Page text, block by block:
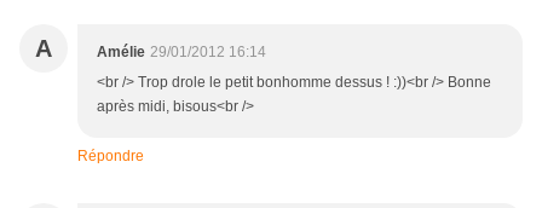
A Amélie 29/01/2012 16:14
<br /> Trop drole le petit bonhomme dessus ! :))<br /> Bonne
après midi, bisous<br />
Répondre